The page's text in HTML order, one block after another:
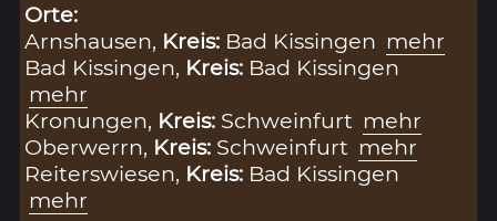
Orte:
Arnshausen, Kreis: Bad Kissingen mehr
Bad Kissingen, Kreis: Bad Kissingen
mehr
Kronungen, Kreis: Schweinfurt mehr
Oberwerrn, Kreis: Schweinfurt mehr
Reiterswiesen, Kreis: Bad Kissingen
mehr